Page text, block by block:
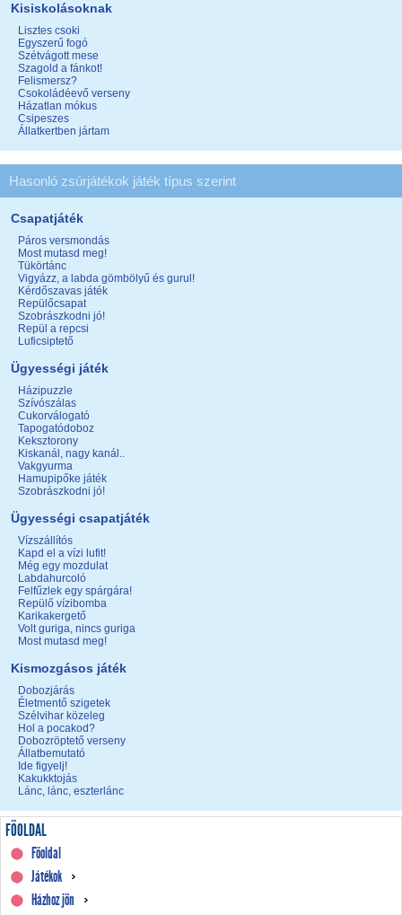
Kisiskolásoknak
Lisztes csoki
Egyszerű fogó
Szétvágott mese
Szagold a fánkot!
Felismersz?
Csokoládéevő verseny
Házatlan mókus
Csipeszes
Állatkertben jártam
Hasonló zsúrjátékok játék típus szerint
Csapatjáték
Páros versmondás
Most mutasd meg!
Tükörtánc
Vigyázz, a labda gömbölyű és gurul!
Kérdőszavas játék
Repülőcsapat
Szobrászkodni jó!
Repül a repcsi
Luficsiptető
Ügyességi játék
Házipuzzle
Szívószálas
Cukorválogató
Tapogatódoboz
Keksztorony
Kiskanál, nagy kanál..
Vakgyurma
Hamupipőke játék
Szobrászkodni jó!
Ügyességi csapatjáték
Vízszállítós
Kapd el a vízi lufit!
Még egy mozdulat
Labdahurcoló
Felfűzlek egy spárgára!
Repülő vízibomba
Karikakergető
Volt guriga, nincs guriga
Most mutasd meg!
Kismozgásos játék
Dobozjárás
Életmentő szigetek
Szélvihar közeleg
Hol a pocakod?
Dobozröptető verseny
Állatbemutató
Ide figyelj!
Kakukktojás
Lánc, lánc, eszterlánc
FŐOLDAL
Főoldal
Játékok
Házhoz jön